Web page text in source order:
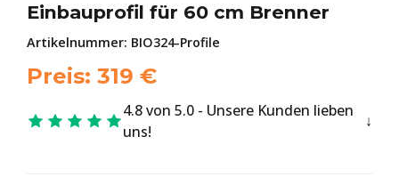
Einbauprofil für 60 cm Brenner
Artikelnummer: BIO324-Profile
Preis: 319 €
4.8 von 5.0 - Unsere Kunden lieben
uns!